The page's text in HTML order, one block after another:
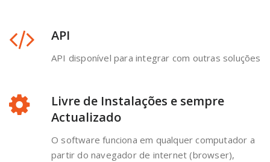
API
API disponível para integrar com outras soluções
Livre de Instalações e sempre
Actualizado
O software funciona em qualquer computador a
partir do navegador de internet (browser),